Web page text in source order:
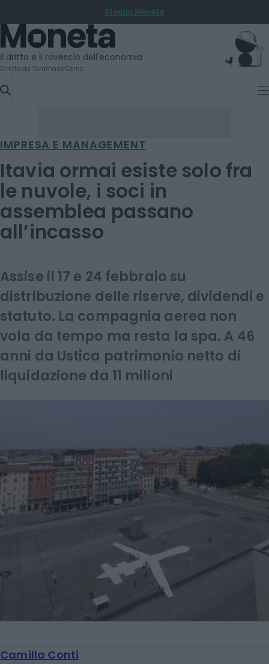
TO
CONTENT
Sfoglia Moneta
Moneta
Il dritto e il rovescio dell'economia
Diretto da Tommaso Cerno
IMPRESA E MANAGEMENT
Itavia ormai esiste solo fra
le nuvole, i soci in
assemblea passano
all’incasso
Assise il 17 e 24 febbraio su
distribuzione delle riserve, dividendi e
statuto. La compagnia aerea non
vola da tempo ma resta la spa. A 46
anni da Ustica patrimonio netto di
liquidazione da 11 milioni
Camilla Conti